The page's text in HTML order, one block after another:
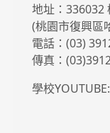
地址：336032
(桃園市復興區
電話：(03)
傳真：
學校YOUTUBE: